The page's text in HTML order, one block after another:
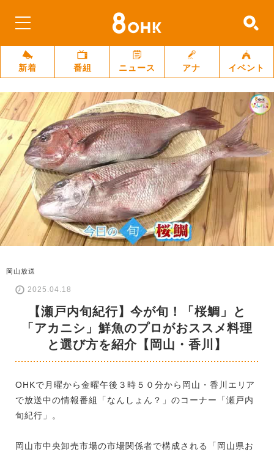
新着 番組 ニュース アナ イベント
岡山放送
2025.04.18
【瀬戸内旬紀行】今が旬！「桜鯛」と
「アカニシ」鮮魚のプロがおススメ料理
と選び方を紹介【岡山・香川】
OHKで月曜から金曜午後３時５０分から岡山・香川エリア
で放送中の情報番組「なんしょん？」のコーナー「瀬戸内
旬紀行」。
岡山市中央卸売市場の市場関係者で構成される「岡山県お